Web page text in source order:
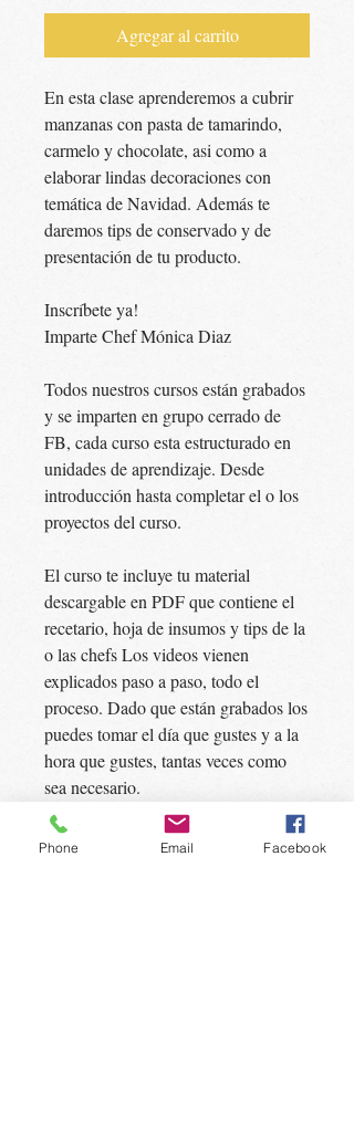
Agregar al carrito
En esta clase aprenderemos a cubrir
manzanas con pasta de tamarindo,
carmelo y chocolate, asi como a
elaborar lindas decoraciones con
temática de Navidad. Además te
daremos tips de conservado y de
presentación de tu producto.
Inscríbete ya!
Imparte Chef Mónica Diaz
Todos nuestros cursos están grabados
y se imparten en grupo cerrado de
FB, cada curso esta estructurado en
unidades de aprendizaje. Desde
introducción hasta completar el o los
proyectos del curso.
El curso te incluye tu material
descargable en PDF que contiene el
recetario, hoja de insumos y tips de la
o las chefs Los videos vienen
explicados paso a paso, todo el
proceso. Dado que están grabados los
puedes tomar el día que gustes y a la
hora que gustes, tantas veces como
sea necesario.
ESTRENA EL DIA 09 DE
Phone Email Facebook